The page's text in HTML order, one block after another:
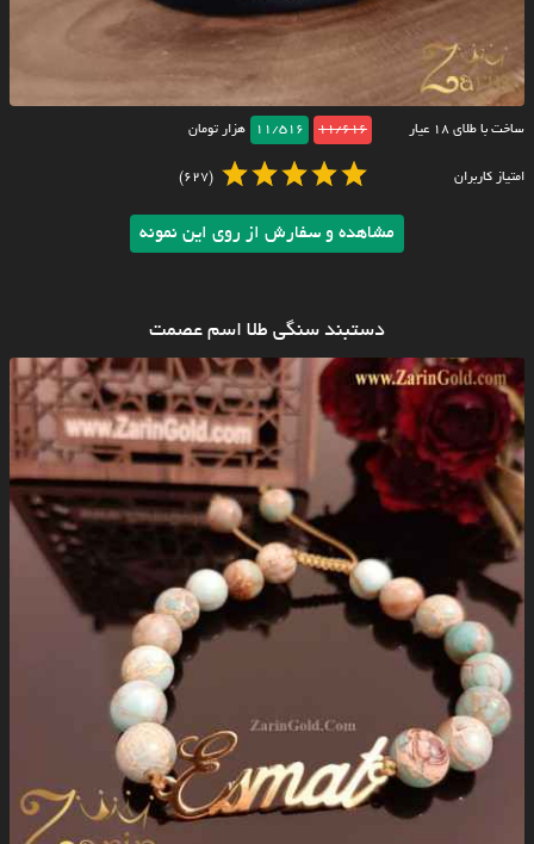
ساخت با طلای ۱۸ عیار 11/616
11/516 هزار تومان
امتیاز کاربران (627)
مشاهده و سفارش از روی این نمونه
دستبند سنگی طلا اسم عصمت